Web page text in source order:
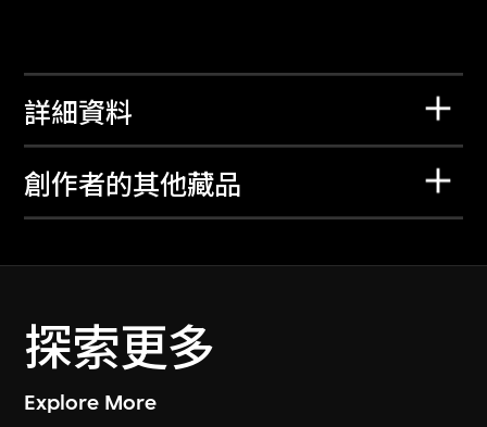
詳細資料
創作者的其他藏品
探索更多
Explore More